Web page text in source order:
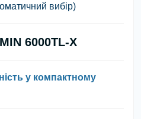
вибір)
6000TL-X
у компактному